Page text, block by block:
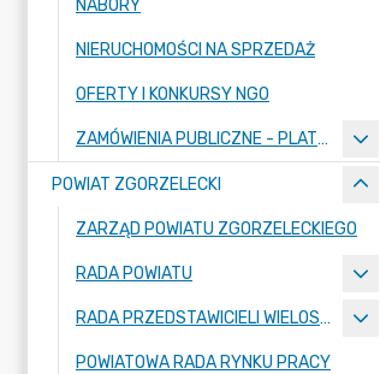
NABORY
NIERUCHOMOŚCI NA SPRZEDAŻ
OFERTY I KONKURSY NGO
ZAMÓWIENIA PUBLICZNE - PLATFORMA ZAKUPOWA
POWIAT ZGORZELECKI
ZARZĄD POWIATU ZGORZELECKIEGO
RADA POWIATU
RADA PRZEDSTAWICIELI WIELOSPECJALISTYCZNEGO ZESPOŁU OPIEKI ZDROWOTNEJ "BOLESŁAWIEC-ZGORZELEC" SAMODZIELNEGO PUBLICZNEGO ZAKŁADU OPIEKI ZDROWOTNEJ
POWIATOWA RADA RYNKU PRACY